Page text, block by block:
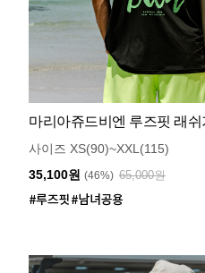
마리아쥬드비엔 루즈핏 래
사이즈 XS(90)~XXL(115)
35,100원 (46%) 65,000원